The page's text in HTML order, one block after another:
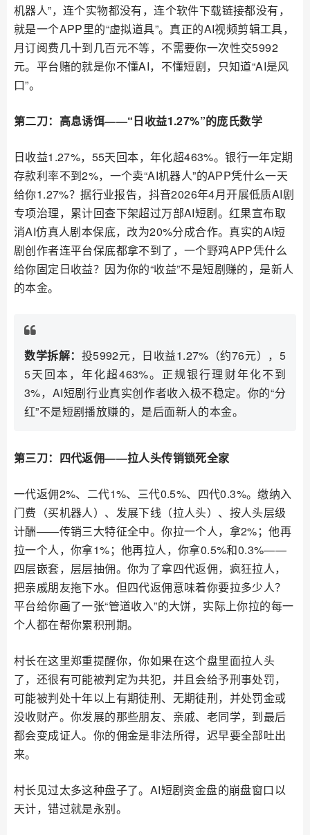
机器人”，连个实物都没有，连个软件下载链接都没有，
就是一个APP里的“虚拟道具”。真正的AI视频剪辑工具，
月订阅费几十到几百元不等，不需要你一次性交5992
元。平台赌的就是你不懂AI，不懂短剧，只知道“AI是风
口”。
第二刀：高息诱饵——“日收益1.27%”的庞氏数学
日收益1.27%，55天回本，年化超463%。银行一年定期
存款利率不到2%，一个卖“AI机器人”的APP凭什么一天
给你1.27%？据行业报告，抖音2026年4月开展低质AI剧
专项治理，累计回查下架超过万部AI短剧。红果宣布取
消AI仿真人剧本保底，改为20%分成合作。真实的AI短
剧创作者连平台保底都拿不到了，一个野鸡APP凭什么
给你固定日收益？因为你的“收益”不是短剧赚的，是新人
的本金。
数学拆解： 投5992元，日收益1.27%（约76元），5
5天回本，年化超463%。正规银行理财年化不到
3%，AI短剧行业真实创作者收入极不稳定。你的“分
红”不是短剧播放赚的，是后面新人的本金。
第三刀：四代返佣——拉人头传销锁死全家
一代返佣2%、二代1%、三代0.5%、四代0.3%。缴纳入
门费（买机器人）、发展下线（拉人头）、按人头层级
计酬——传销三大特征全中。你拉一个人，拿2%；他再
拉一个人，你拿1%；他再拉人，你拿0.5%和0.3%——
四层嵌套，层层抽佣。你为了拿四代返佣，疯狂拉人，
把亲戚朋友拖下水。但四代返佣意味着你要拉多少人？
平台给你画了一张“管道收入”的大饼，实际上你拉的每一
个人都在帮你累积刑期。
村长在这里郑重提醒你，你如果在这个盘里面拉人头
了，还很有可能被判定为共犯，并且会给予刑事处罚，
可能被判处十年以上有期徒刑、无期徒刑，并处罚金或
没收财产。你发展的那些朋友、亲戚、老同学，到最后
都会变成证人。你的佣金是非法所得，迟早要全部吐出
来。
村长见过太多这种盘子了。AI短剧资金盘的崩盘窗口以
天计，错过就是永别。